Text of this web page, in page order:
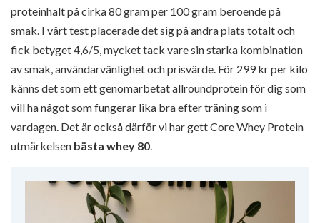
proteinhalt på cirka 80 gram per 100 gram beroende på
smak. I vårt test placerade det sig på andra plats totalt och
fick betyget 4,6/5, mycket tack vare sin starka kombination
av smak, användarvänlighet och prisvärde. För 299 kr per kilo
känns det som ett genomarbetat allroundprotein för dig som
vill ha något som fungerar lika bra efter träning som i
vardagen. Det är också därför vi har gett Core Whey Protein
utmärkelsen bästa whey 80.